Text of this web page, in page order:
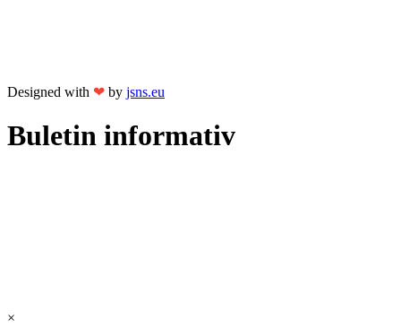
Designed with ❤ by jsns.eu
Buletin informativ
×